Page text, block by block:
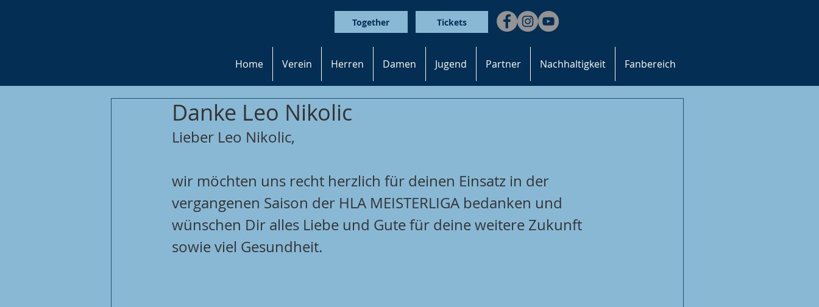
Together Tickets
Home Verein Herren Damen Jugend Partner Nachhaltigkeit Fanbereich
Danke Leo Nikolic
Lieber Leo Nikolic,
wir möchten uns recht herzlich für deinen Einsatz in der
vergangenen Saison der HLA MEISTERLIGA bedanken und
wünschen Dir alles Liebe und Gute für deine weitere Zukunft
sowie viel Gesundheit.